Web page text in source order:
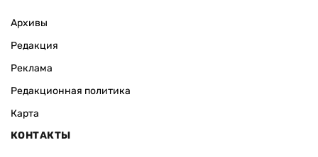
Архивы
Редакция
Реклама
Редакционная политика
Карта
КОНТАКТЫ